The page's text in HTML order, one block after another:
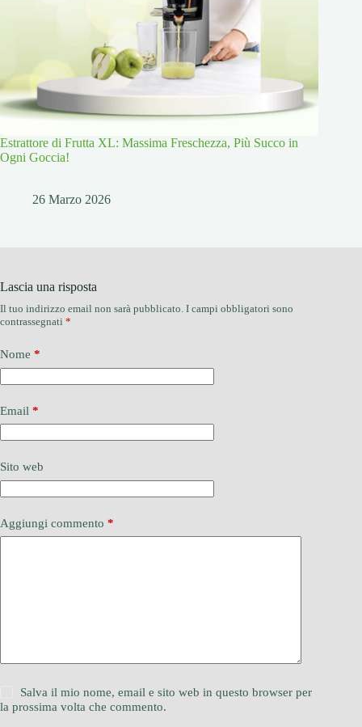
Estrattore di Frutta XL: Massima Freschezza, Più Succo in
Ogni Goccia!
26 Marzo 2026
Lascia una risposta
Il tuo indirizzo email non sarà pubblicato. I campi obbligatori sono
contrassegnati *
Nome *
Email *
Sito web
Aggiungi commento *
Salva il mio nome, email e sito web in questo browser per
la prossima volta che commento.